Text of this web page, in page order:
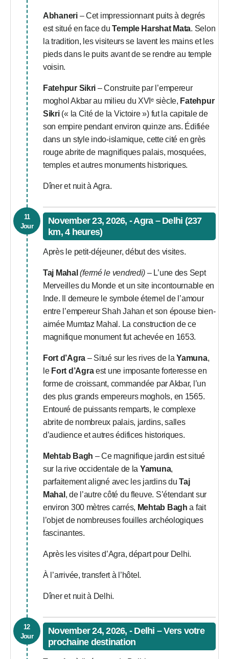
Abhaneri– Cet impressionnant puits à degrés
est situé en face duTemple Harshat Mata. Selon
la tradition, les visiteurs se lavent les mains et les
pieds dans le puits avant de se rendre au temple
voisin.
Fatehpur Sikri – Construite par l’empereur
moghol Akbar au milieu du XVIᵉ siècle, Fatehpur
Sikri(« la Cité de la Victoire ») fut la capitale de
son empire pendant environ quinze ans. Édifiée
dans un style indo-islamique, cette cité en grès
rouge abrite de magnifiques palais, mosquées,
temples et autres monuments historiques.
Dîner et nuit à Agra.
11
Jour
November 23, 2026, - Agra – Delhi (237
km, 4 heures)
Après le petit-déjeuner, début des visites.
Taj Mahal (fermé le vendredi) – L’une des Sept
Merveilles du Monde et un site incontournable en
Inde. Il demeure le symbole éternel de l’amour
entre l’empereur Shah Jahan et son épouse bien-
aimée Mumtaz Mahal. La construction de ce
magnifique monument fut achevée en 1653.
Fort d’Agra – Situé sur les rives de laYamuna,
le Fort d’Agraest une imposante forteresse en
forme de croissant, commandée par Akbar, l’un
des plus grands empereurs moghols, en 1565.
Entouré de puissants remparts, le complexe
abrite de nombreux palais, jardins, salles
d’audience et autres édifices historiques.
Mehtab Bagh – Ce magnifique jardin est situé
sur la rive occidentale de la Yamuna,
parfaitement aligné avec les jardins duTaj
Mahal , de l’autre côté du fleuve. S’étendant sur
environ 300 mètres carrés, Mehtab Bagh a fait
l’objet de nombreuses fouilles archéologiques
fascinantes.
Après les visites d’Agra, départ pour Delhi.
À l’arrivée, transfert à l’hôtel.
Dîner et nuit à Delhi.
12
Jour
November 24, 2026, - Delhi – Vers votre
prochaine destination